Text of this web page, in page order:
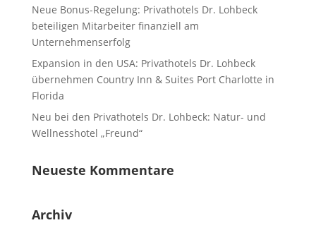
Neue Bonus-Regelung: Privathotels Dr. Lohbeck
beteiligen Mitarbeiter finanziell am
Unternehmenserfolg
Expansion in den USA: Privathotels Dr. Lohbeck
übernehmen Country Inn & Suites Port Charlotte in
Florida
Neu bei den Privathotels Dr. Lohbeck: Natur- und
Wellnesshotel „Freund“
Neueste Kommentare
Archiv